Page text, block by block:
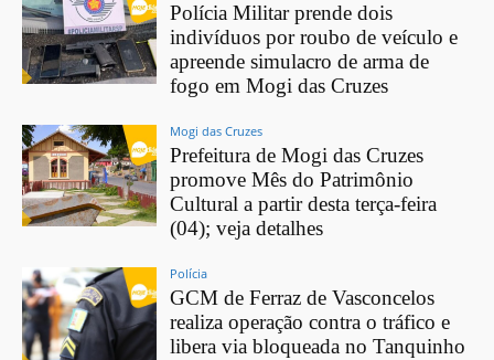
Polícia Militar prende dois
indivíduos por roubo de veículo e
apreende simulacro de arma de
fogo em Mogi das Cruzes
Mogi das Cruzes
Prefeitura de Mogi das Cruzes
promove Mês do Patrimônio
Cultural a partir desta terça-feira
(04); veja detalhes
Polícia
GCM de Ferraz de Vasconcelos
realiza operação contra o tráfico e
libera via bloqueada no Tanquinho